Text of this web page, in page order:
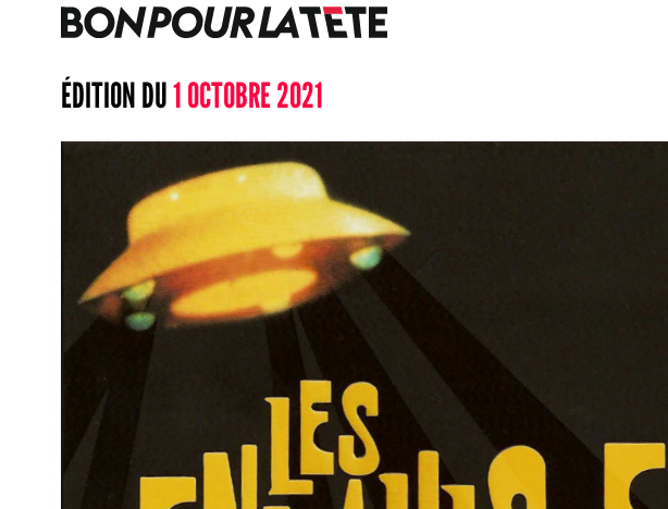
ÉDITION DU1 OCTOBRE 2021